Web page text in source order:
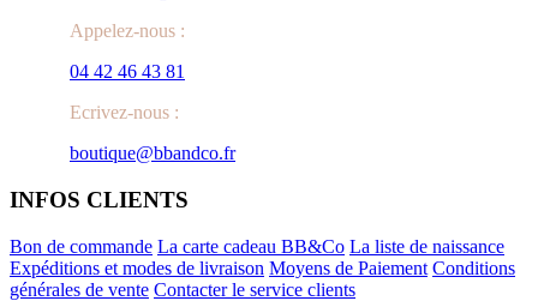
Appelez-nous :
04 42 46 43 81
Ecrivez-nous :
boutique@bbandco.fr
INFOS CLIENTS
Bon de commande La carte cadeau BB&Co La liste de naissance
Expéditions et modes de livraison Moyens de Paiement Conditions
générales de vente Contacter le service clients